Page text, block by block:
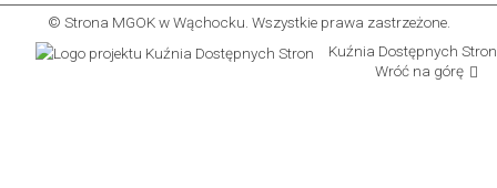
© Strona MGOK w Wąchocku. Wszystkie prawa zastrzeżone.
Kuźnia Dostępnych Stron
Wróć na górę